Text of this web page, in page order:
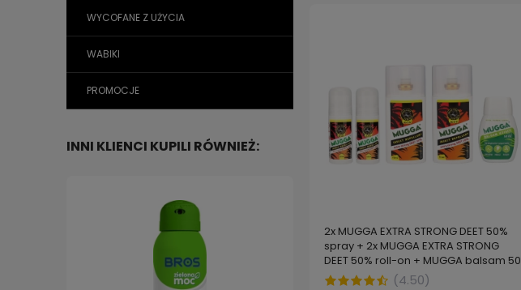
WYCOFANE Z UŻYCIA
WABIKI
PROMOCJE
INNI KLIENCI KUPILI RÓWNIEŻ:
2x MUGGA EXTRA STRONG DEET 50%
spray + 2x MUGGA EXTRA STRONG
DEET 50% roll-on + MUGGA balsam 50
ml
(4.50)